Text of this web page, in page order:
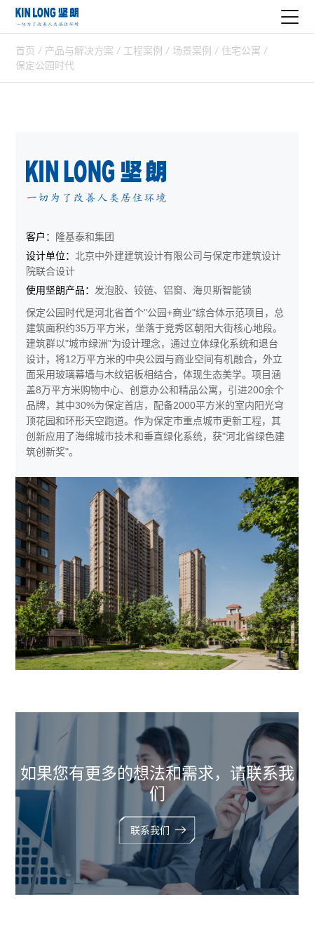
首页 / 产品与解决方案 / 工程案例 / 场景案例 / 住宅公寓 /
保定公园时代
客户： 隆基泰和集团
设计单位： 北京中外建建筑设计有限公司与保定市建筑设计
院联合设计
使用坚朗产品： 发泡胶、铰链、铝窗、海贝斯智能锁
保定公园时代是河北省首个"公园+商业"综合体示范项目，总
建筑面积约35万平方米，坐落于竞秀区朝阳大街核心地段。
建筑群以"城市绿洲"为设计理念，通过立体绿化系统和退台
设计，将12万平方米的中央公园与商业空间有机融合，外立
面采用玻璃幕墙与木纹铝板相结合，体现生态美学。项目涵
盖8万平方米购物中心、创意办公和精品公寓，引进200余个
品牌，其中30%为保定首店，配备2000平方米的室内阳光穹
顶花园和环形天空跑道。作为保定市重点城市更新工程，其
创新应用了海绵城市技术和垂直绿化系统，获"河北省绿色建
筑创新奖"。
如果您有更多的想法和需求，请联系我
们
联系我们